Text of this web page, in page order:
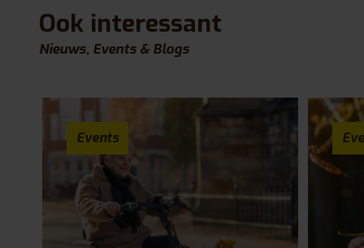
Ook interessant
Nieuws, Events & Blogs
Events